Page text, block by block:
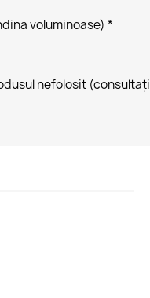
voluminoase) *
nefolosit (consultați